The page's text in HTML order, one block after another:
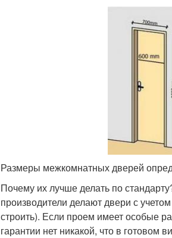
Размеры межкомнатных дверей
Почему их лучше делать по
производители делают двери с
строить). Если проем имеет особые
гарантии нет никакой, что в готовом